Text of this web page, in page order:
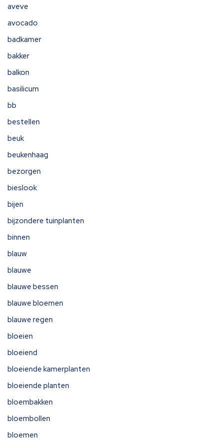
aveve
avocado
badkamer
bakker
balkon
basilicum
bb
bestellen
beuk
beukenhaag
bezorgen
bieslook
bijen
bijzondere tuinplanten
binnen
blauw
blauwe
blauwe bessen
blauwe bloemen
blauwe regen
bloeien
bloeiend
bloeiende kamerplanten
bloeiende planten
bloembakken
bloembollen
bloemen